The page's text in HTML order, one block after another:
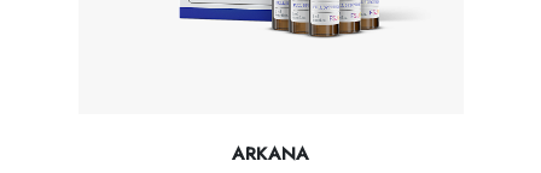
ARKANA